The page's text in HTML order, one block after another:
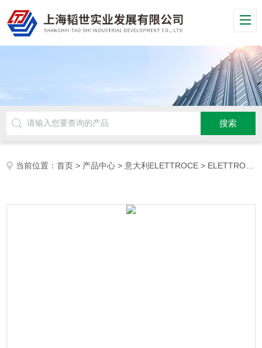
当前位置：首页 > 产品中心 >意大利ELETTROCE > ELETTROCE压力开关